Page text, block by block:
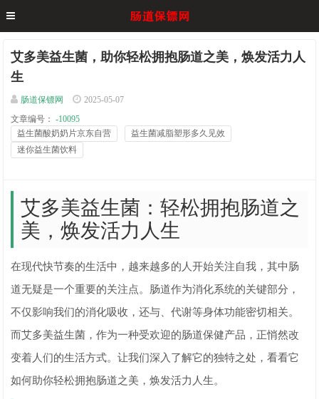
艾多美益生菌，助你轻松拥抱肠道之美，焕发活力人
生
肠道保镖网
2025-05-07
文章编号：
-10095
益生菌酸奶奶片京东自营
益生菌减脂塑形多久见效
迷你益生菌饮料
艾多美益生菌：轻松拥抱肠道之
美，焕发活力人生
在现代快节奏的生活中，越来越多的人开始关注自我，其中肠
道无疑是一个重要的关注点。肠道作为消化系统的关键部分，
不仅影响我们的消化吸收，还与、代谢等身体功能密切相关。
而艾多美益生菌，作为一种受欢迎的肠道保健产品，正悄然改
变着人们的生活方式。让我们深入了解它的独特之处，看看它
如何助你轻松拥抱肠道之美，焕发活力人生。